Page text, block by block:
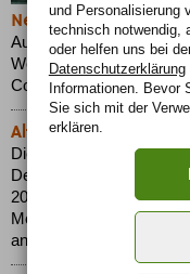
Neuer Alfa 8C
Auf der Mondial de
Weltpremiere erstmals
Competizione....
Alfa Spider ab Juli
Die Preise für den
Der zweisitzige
2006 in zwei
Motorversionen zu
angeboten....
und Personalisierung
technisch notwendig,
oder helfen uns bei
Datenschutzerklärung
Informationen. Bevor
Sie sich mit der
erklären.